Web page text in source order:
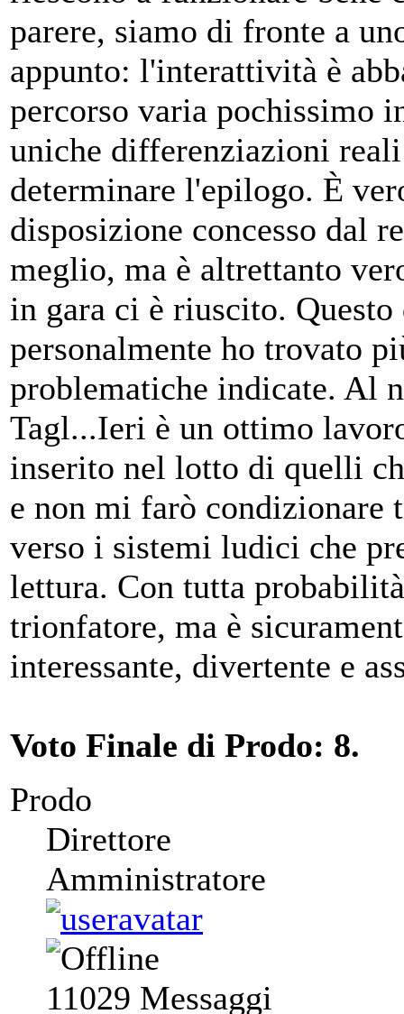
parere, siamo di fronte a
appunto: l'interattività è
percorso varia pochissimo
uniche differenziazioni
determinare l'epilogo. È
disposizione concesso dal
meglio, ma è altrettanto
in gara ci è riuscito.
personalmente ho trovato
problematiche indicate. Al
Tagl...Ieri è un ottimo
inserito nel lotto di quelli
e non mi farò condizionare
verso i sistemi ludici che
lettura. Con tutta
trionfatore, ma è
interessante, divertente e
Voto Finale di Prodo: 8.
Prodo
Direttore
Amministratore
11029 Messaggi